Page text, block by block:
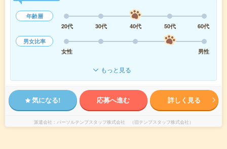
年齢層
20代
30代 40代 50代
60代
男女比率
女性
男性
もっと見る
気になる! 応募へ進む 詳しく見る
派遣会社 パーソルテンプスタッフ株式会社 （旧テンプスタッフ株式会社）